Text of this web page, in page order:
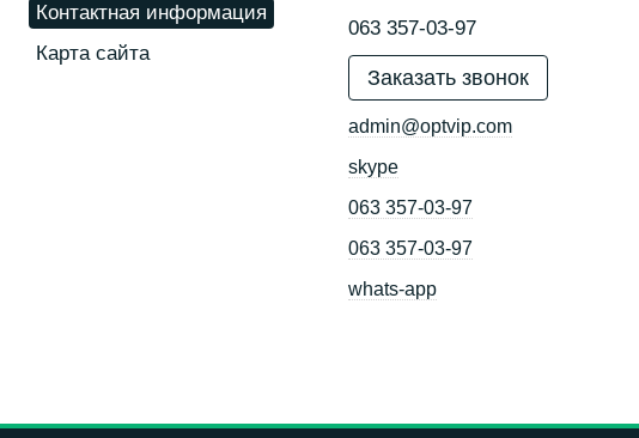
063 357-03-97
Заказать звонок
admin@optvip.com
skype
063 357-03-97
063 357-03-97
whats-app
Контактная информация
Карта сайта